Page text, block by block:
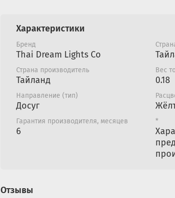
- мягкие шары легко мнутся и также легко выпрямляются.
- внутри светодиод, который не нагревается.
Длина гирлянды: 2,8 метра между первым и последним
Можно украсить различные поверхности, закрепить на
детскую кровать. А можно использовать в качестве
Характеристики
Бренд
Thai Dream Lights Co
Страна производитель
Тайланд
Вес
0.18
Направление (тип)
Досуг
Гарантия производителя, месяцев
6
*
Отзывы